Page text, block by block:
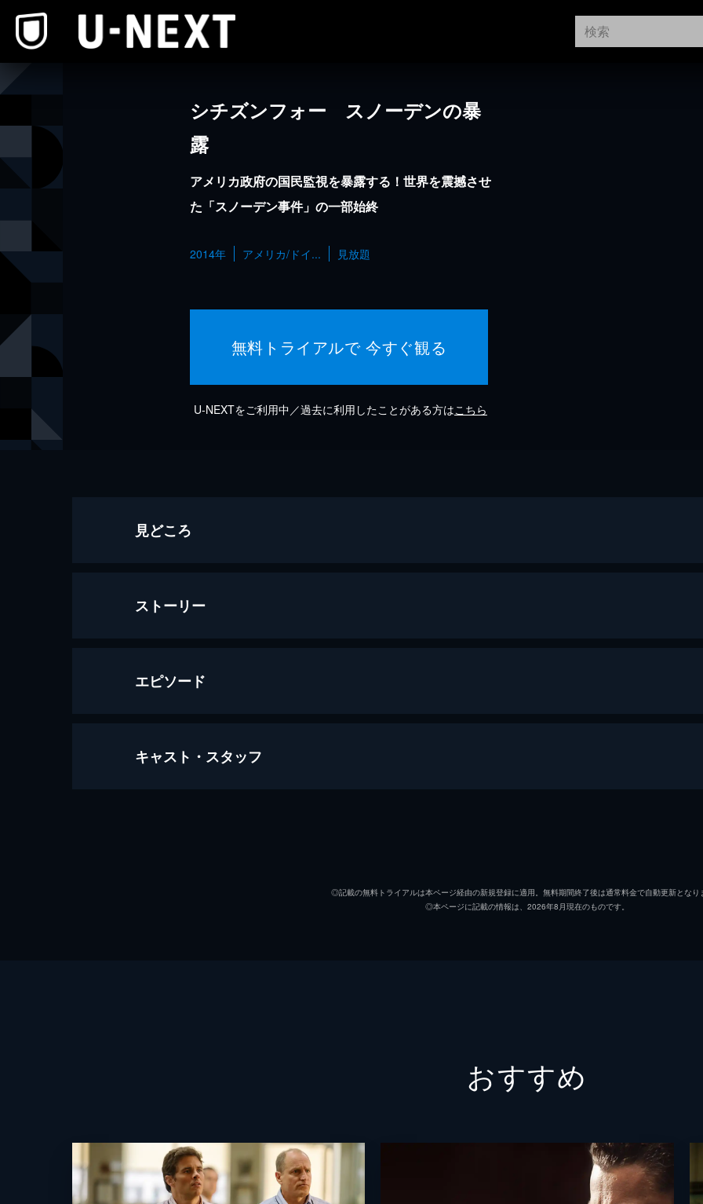
シチズンフォー スノーデンの暴
露
アメリカ政府の国民監視を暴露する！世界を震撼させ
た「スノーデン事件」の一部始終
2014年 アメリカ/ドイ... 見放題
無料トライアルで 今すぐ観る
U-NEXTをご利用中／過去に利用したことがある方はこちら
見どころ
ストーリー
エピソード
シチズンフォー スノーデンの暴露
キャスト・スタッフ
ディルク・ヴィルツキー
◎記載の無料トライアルは本ページ経由の新規登録に適用。無料期間終了後は通常料金で自動更新となり
◎本ページに記載の情報は、2026年8月現在のものです。
おすすめ